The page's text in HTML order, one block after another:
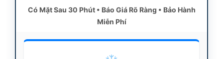
Có Mặt Sau 30 Phút • Báo Giá Rõ Ràng • Bảo Hành
Miễn Phí